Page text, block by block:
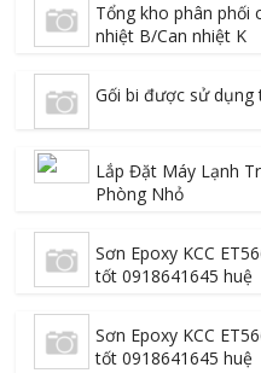
Tổng kho phân phối
nhiệt B/Can nhiệt K
Gối bi được sử
Lắp Đặt Máy Lạnh
Phòng Nhỏ
Sơn Epoxy KCC
tốt 0918641645 huệ
Sơn Epoxy KCC
tốt 0918641645 huệ